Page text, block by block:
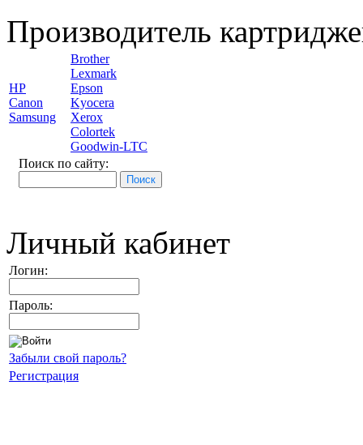
Производитель
HP
Canon
Samsung
Brother
Lexmark
Epson
Kyocera
Xerox
Colortek
Goodwin-LTC
Поиск по сайту:
Личный кабинет
Логин:
Пароль:
Забыли свой пароль?
Регистрация